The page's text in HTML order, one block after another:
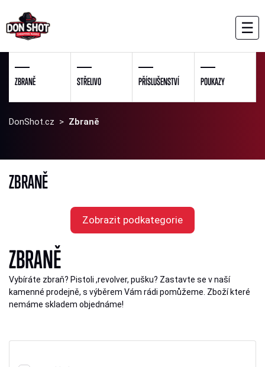
☰
ZBRANĚ STŘELIVO PŘÍSLUŠENSTVÍ POUKAZY
DonShot.cz > Zbraně
ZBRANĚ
Zobrazit podkategorie
ZBRANĚ
Vybíráte zbraň? Pistoli ,revolver, pušku? Zastavte se v naší
kamenné prodejně, s výběrem Vám rádi pomůžeme. Zboží které
nemáme skladem objednáme!